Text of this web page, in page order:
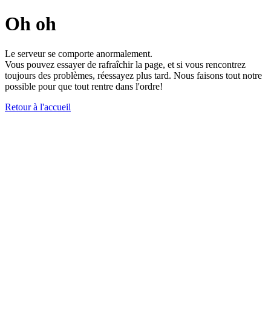
Oh oh
Le serveur se comporte anormalement.
Vous pouvez essayer de rafraîchir la page, et si vous rencontrez
toujours des problèmes, réessayez plus tard. Nous faisons tout notre
possible pour que tout rentre dans l'ordre!
Retour à l'accueil